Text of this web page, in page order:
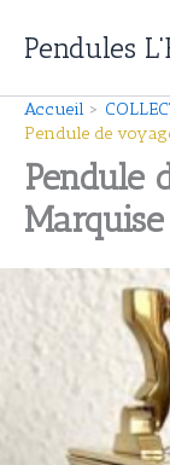
Pendules
Accueil
Pendule de
Pendule